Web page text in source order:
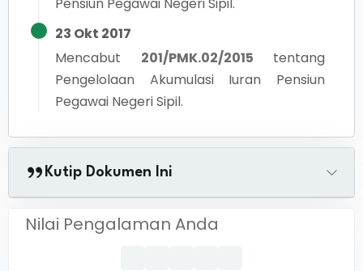
23 Okt 2017
Mencabut
201/PMK.02/2015
tentang
Pengelolaan Akumulasi Iuran Pensiun
Pegawai Negeri Sipil.
Kutip Dokumen Ini
Nilai Pengalaman Anda